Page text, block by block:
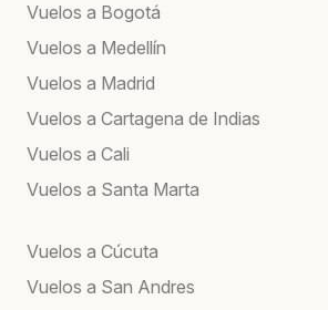
Vuelos a Bogotá
Vuelos a Medellín
Vuelos a Madrid
Vuelos a Cartagena de Indias
Vuelos a Cali
Vuelos a Santa Marta
Vuelos a Cúcuta
Vuelos a San Andres